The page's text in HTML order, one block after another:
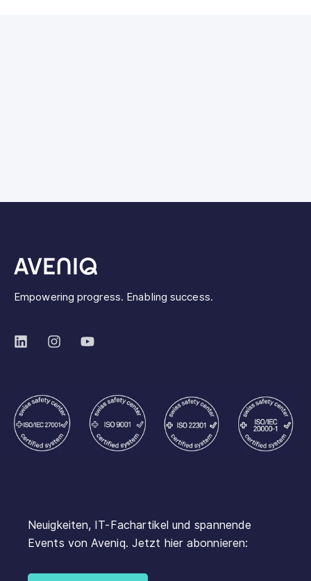
Empowering progress. Enabling success.
Neuigkeiten, IT-Fachartikel und spannende
Events von Aveniq. Jetzt hier abonnieren: